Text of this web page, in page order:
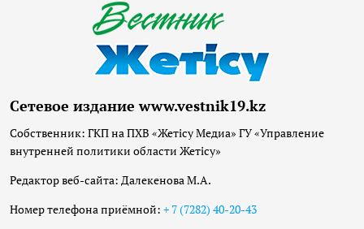
Сетевое издание www.vestnik19.kz
Собственник: ГКП на ПХВ «Жетісу Медиа» ГУ «Управление
внутренней политики области Жетісу»
Редактор веб-сайта: Далекенова М.А.
Номер телефона приёмной: + 7 (7282) 40-20-43